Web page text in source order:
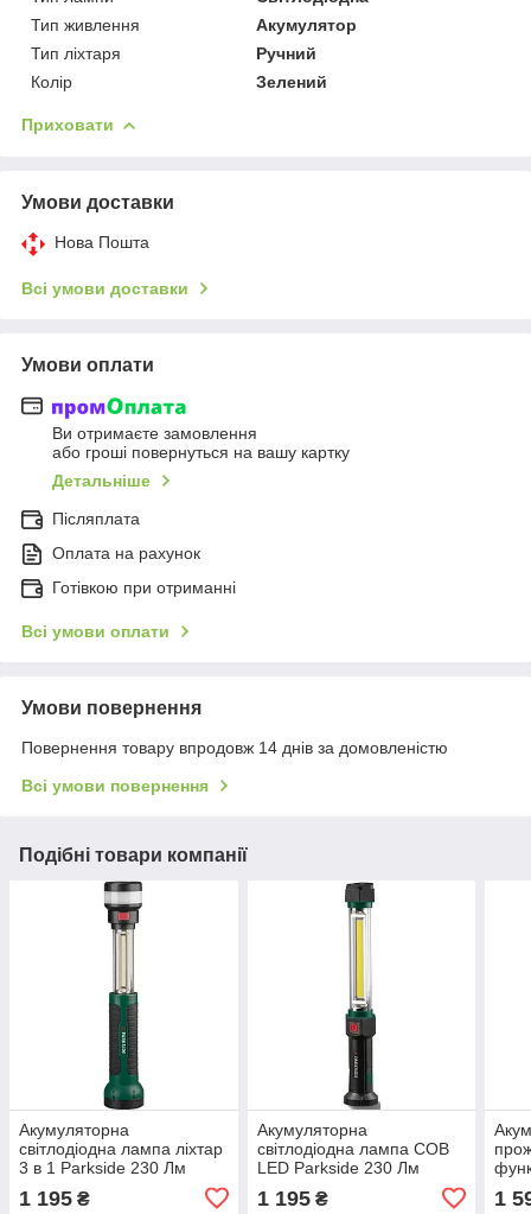
Тип живлення
Акумулятор
Тип ліхтаря
Ручний
Колір
Зелений
Приховати
Умови доставки
Нова Пошта
Всі умови доставки
Умови оплати
Ви отримаєте замовлення
або гроші повернуться на вашу картку
Детальніше
Післяплата
Оплата на рахунок
Готівкою при отриманні
Всі умови оплати
Умови повернення
Повернення товару впродовж 14 днів за домовленістю
Всі умови повернення
Подібні товари компанії
Акумуляторна
світлодіодна лампа ліхтар
3 в 1 Parkside 230 Лм
1 195 ₴
Акумуляторна
світлодіодна лампа COB
LED Parkside 230 Лм
1 195₴ 1